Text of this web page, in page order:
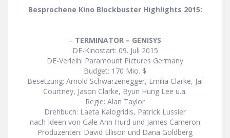
Besprochene Kino Blockbuster Highlights 2015:
– TERMINATOR – GENISYS
DE-Kinostart: 09. Juli 2015
DE-Verleih: Paramount Pictures Germany
Budget: 170 Mio. $
Besetzung: Arnold Schwarzenegger, Emilia Clarke, Jai
Courtney, Jason Clarke, Byun Hung Lee u.a.
Regie: Alan Taylor
Drehbuch: Laeta Kalogridis, Patrick Lussier
nach Ideen von Gale Ann Hurd und James Cameron
Produzenten: David Ellison und Dana Goldberg